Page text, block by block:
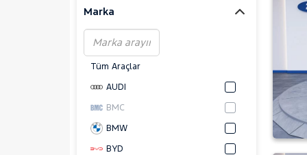
Marka
Tüm Araçlar
AUDI
BMC
BMW
BYD